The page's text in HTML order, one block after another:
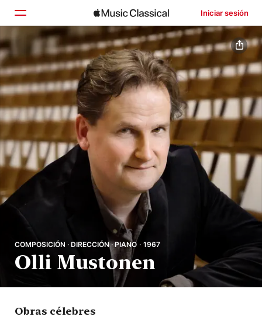
Iniciar sesión
Inicio
Explorar
Buscar
COMPOSICIÓN · DIRECCIÓN · PIANO · 1967
Olli Mustonen
Obras célebres